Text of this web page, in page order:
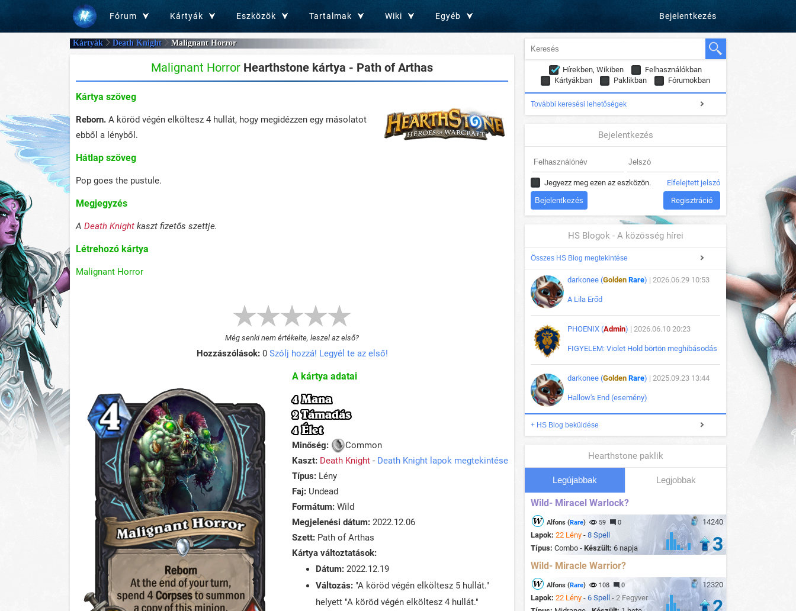
Fórum Kártyák Eszközök Tartalmak Wiki Egyéb Bejelentkezés
Kártyák Death Knight Malignant Horror
Malignant Horror Hearthstone kártya - Path of Arthas
Kártya szöveg
Reborn. A köröd végén elköltesz 4 hullát, hogy megidézzen egy másolatot
ebből a lényből.
Hátlap szöveg
Pop goes the pustule.
Megjegyzés
A Death Knight kaszt fizetős szettje.
Létrehozó kártya
Malignant Horror
Még senki nem értékelte, leszel az első?
Hozzászólások:0 Szólj hozzá! Legyél te az első!
A kártya adatai
4 Mana
2 Támadás
4 Élet
Minőség:
Common
Kaszt: Death Knight - Death Knight lapok megtekintése
Típus: Lény
Faj: Undead
Formátum: Wild
Megjelenési dátum: 2022.12.06
Szett: Path of Arthas
Kártya változtatások:
Dátum: 2022.12.19
Változás: "A köröd végén elköltesz 5 hullát."
helyett "A köröd végén elköltesz 4 hullát."
Hírekben, Wikiben
Felhasználókban
Kártyákban
Paklikban Fórumokban
További keresési lehetőségek
Bejelentkezés
Jegyezz meg ezen az eszközön. Elfelejtett jelszó
Regisztráció
HS Blogok - A közösség hírei
Összes HS Blog megtekintése
darkonee (Golden Rare) | 2026.06.29 10:53
A Lila Erőd
PHOENIX (Admin) | 2026.06.10 20:23
FIGYELEM: Violet Hold börtön meghibásodás
darkonee (Golden Rare) | 2025.09.23 13:44
Hallow's End (esemény)
+ HS Blog beküldése
Hearthstone paklik
Legújabbak Legjobbak
Wild- Miracel Warlock?
14240
Alfons (Rare) 59 0
Lapok: 22 Lény - 8 Spell
Típus: Combo - Készült: 6 napja 3
Wild- Miracle Warrior?
12320
Alfons (Rare) 108 0
Lapok: 22 Lény - 6 Spell - 2 Fegyver